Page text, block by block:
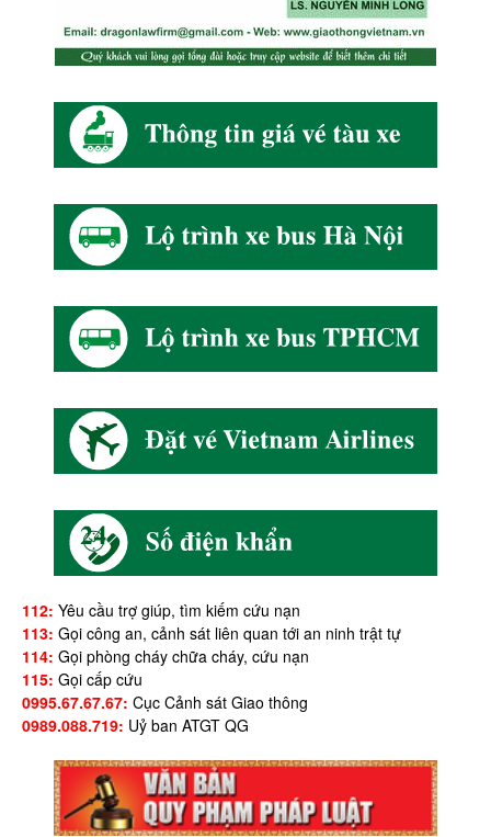
112: Yêu cầu trợ giúp, tìm kiếm cứu nạn
113: Gọi công an, cảnh sát liên quan tới an ninh trật tự
114: Gọi phòng cháy chữa cháy, cứu nạn
115: Gọi cấp cứu
0995.67.67.67: Cục Cảnh sát Giao thông
0989.088.719: Uỷ ban ATGT QG